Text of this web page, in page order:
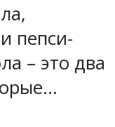
пепси-
– это два